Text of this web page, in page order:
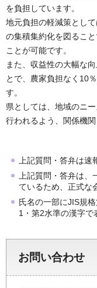
を負担しています。
地元負担の軽減策とし
の集積集約化を図るこ
ことが可能です。
また、収益性の大幅な
とで、農家負担なく10
す。
県としては、地域のニ
行われるよう、関係機
上記質問・答弁は速
上記質問・答弁は
ているため、正式な
氏名の一部にJIS規
1・第2水準の漢字で
お問い合わせ